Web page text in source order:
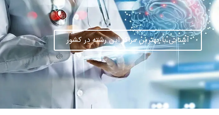
آشنایی با بهترین مراکز این رشته در کشور